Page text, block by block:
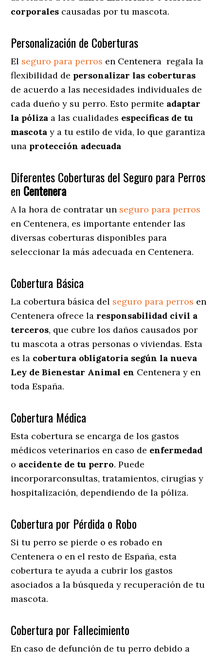
corporales causadas por tu mascota.
Personalización de Coberturas
El seguro para perros en Centenera regala la
flexibilidad de personalizar las coberturas
de acuerdo a las necesidades individuales de
cada dueño y su perro. Esto permite adaptar
la póliza a las cualidades específicas de tu
mascota y a tu estilo de vida, lo que garantiza
una protección adecuada
Diferentes Coberturas del Seguro para Perros
en Centenera
A la hora de contratar un seguro para perros
en Centenera, es importante entender las
diversas coberturas disponibles para
seleccionar la más adecuada en Centenera.
Cobertura Básica
La cobertura básica del seguro para perros en
Centenera ofrece la responsabilidad civil a
terceros, que cubre los daños causados por
tu mascota a otras personas o viviendas. Esta
es la cobertura obligatoria según la nueva
Ley de Bienestar Animal en Centenera y en
toda España.
Cobertura Médica
Esta cobertura se encarga de los gastos
médicos veterinarios en caso de enfermedad
o accidente de tu perro. Puede
incorporarconsultas, tratamientos, cirugías y
hospitalización, dependiendo de la póliza.
Cobertura por Pérdida o Robo
Si tu perro se pierde o es robado en
Centenera o en el resto de España, esta
cobertura te ayuda a cubrir los gastos
asociados a la búsqueda y recuperación de tu
mascota.
Cobertura por Fallecimiento
En caso de defunción de tu perro debido a